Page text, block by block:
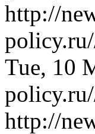
http://
Tue, 10
http://